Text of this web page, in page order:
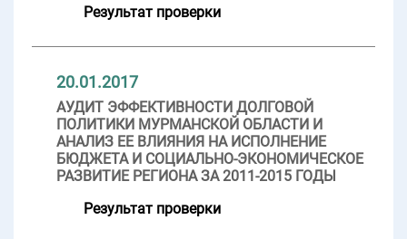
Результат проверки
20.01.2017
АУДИТ ЭФФЕКТИВНОСТИ ДОЛГОВОЙ
ПОЛИТИКИ МУРМАНСКОЙ ОБЛАСТИ И
АНАЛИЗ ЕЕ ВЛИЯНИЯ НА ИСПОЛНЕНИЕ
БЮДЖЕТА И СОЦИАЛЬНО-ЭКОНОМИЧЕСКОЕ
РАЗВИТИЕ РЕГИОНА ЗА 2011-2015 ГОДЫ
Результат проверки